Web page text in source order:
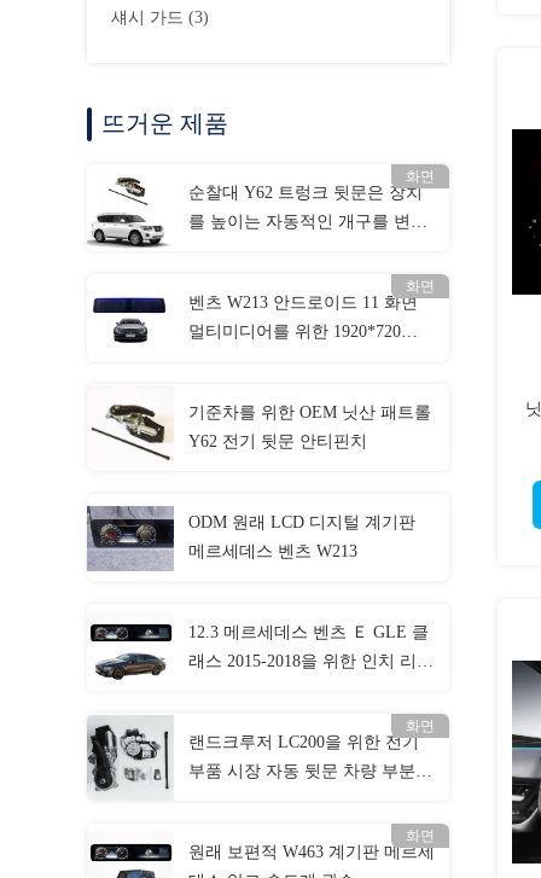
섀시 가드 (3)
뜨거운 제품
화면
순찰대 Y62 트렁크 뒷문은 장치
를 높이는 자동적인 개구를 변경
화면
벤츠 W213 안드로이드 11 화면
멀티미디어를 위한 1920*720
기준차를 위한 OEM 닛산 패트롤
Y62 전기 뒷문 안티핀치
ODM 원래 LCD 디지털 계기판
메르세데스 벤츠 W213
12.3 메르세데스 벤츠 Ｅ GLE 클
래스 2015-2018을 위한 인치 리눅
화면
랜드크루저 LC200을 위한 전기
부품 시장 자동 뒷문 차량 부분
화면
원래 보편적 W463 계기판 메르세